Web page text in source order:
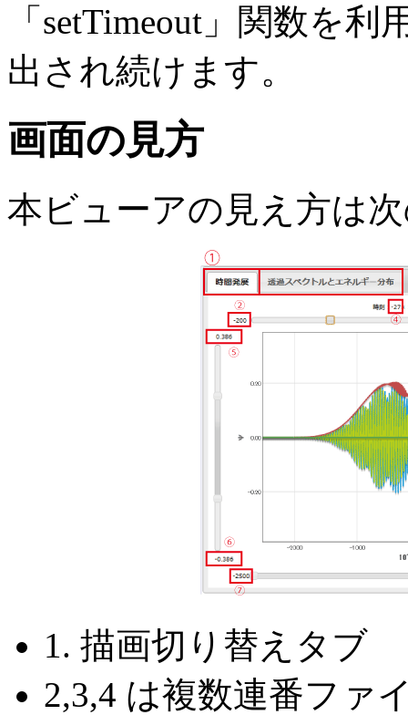
「setTimeout」関数を
出され続けます。
画面の見方
本ビューアの見え方は
1. 描画切り替えタブ
2,3,4 は複数連番ファ